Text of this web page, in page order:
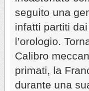
seguito una
infatti partiti
l’orologio.
Calibro
primati, la
durante una